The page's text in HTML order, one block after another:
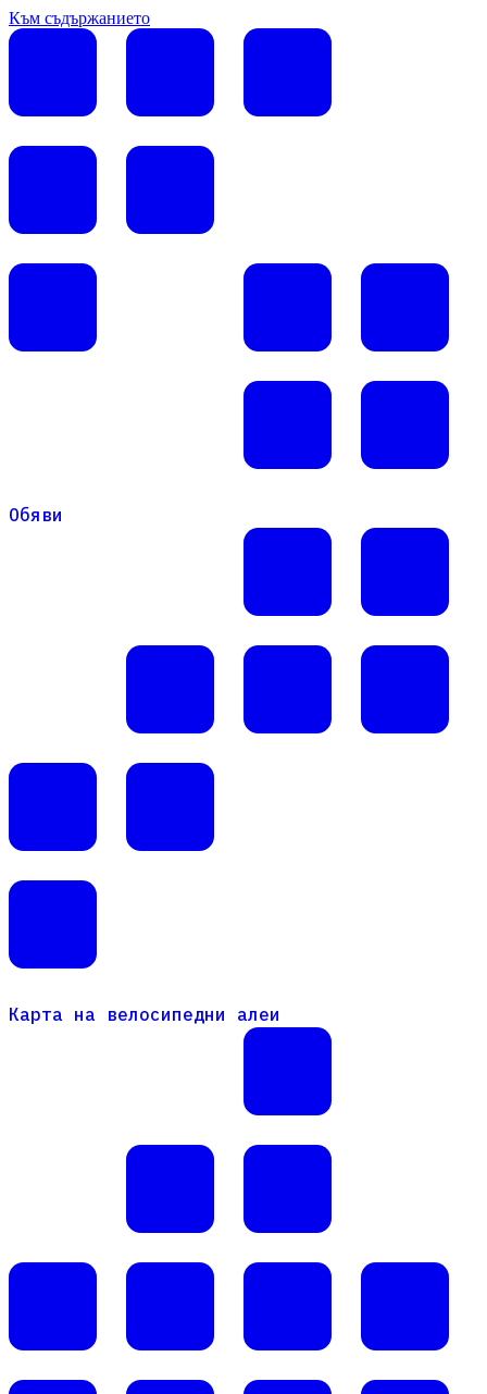
Към съдържанието
Обяви
Карта на велосипедни алеи
Карта на велосипедни алеи